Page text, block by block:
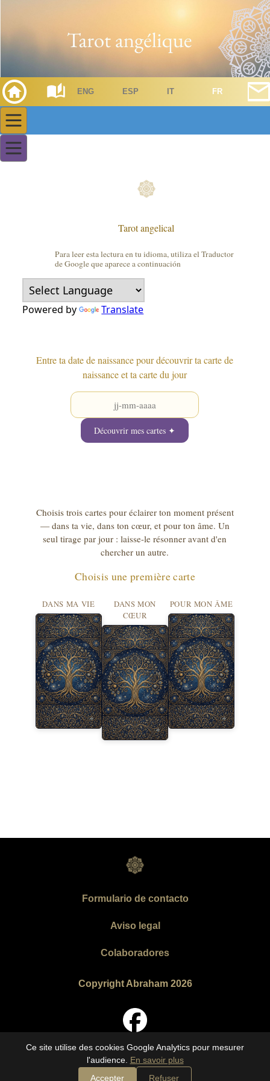
Ce site utilise des cookies Google Analytics pour mesurer
l'audience. En savoir plus
Accepter
Refuser
ENG ESP IT FR
Tarot angelical
Para leer esta lectura en tu idioma, utiliza el Traductor
de Google que aparece a continuación
Powered by Translate
Entre ta date de naissance pour découvrir ta carte de
naissance et ta carte du jour
Découvrir mes cartes ✦
Choisis trois cartes pour éclairer ton moment présent
— dans ta vie, dans ton cœur, et pour ton âme. Un
seul tirage par jour : laisse-le résonner avant d'en
chercher un autre.
Choisis une première carte
DANS MA VIE
DANS MON
CŒUR
POUR MON ÂME
Formulario de contacto
Aviso legal
Colaboradores
Copyright Abraham 2026